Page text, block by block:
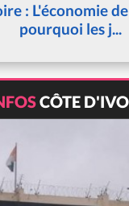
: L'économie
pourquoi les j...
CÔTE